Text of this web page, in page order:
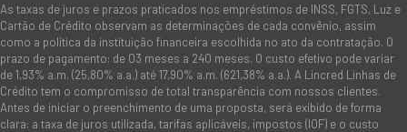
As taxas de juros e prazos praticados nos empréstimos de INSS, FGTS, Luz e
Cartão de Crédito observam as determinações de cada convênio, assim
como a política da instituição financeira escolhida no ato da contratação. O
prazo de pagamento: de 03 meses a 240 meses. O custo efetivo pode variar
de 1,93% a.m. (25,80% a.a.) até 17,90% a.m. (621,38% a.a.). A Lincred Linhas de
Crédito tem o compromisso de total transparência com nossos clientes.
Antes de iniciar o preenchimento de uma proposta, será exibido de forma
clara: a taxa de juros utilizada, tarifas aplicáveis, impostos (IOF) e o custo